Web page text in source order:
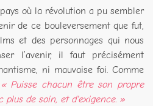
où la révolution a pu sembler
de ce bouleversement que fut,
et des personnages qui nous
l’avenir, il faut précisément
ni mauvaise foi. Comme
« Puisse chacun être son propre
plus de soin, et d'exigence. »